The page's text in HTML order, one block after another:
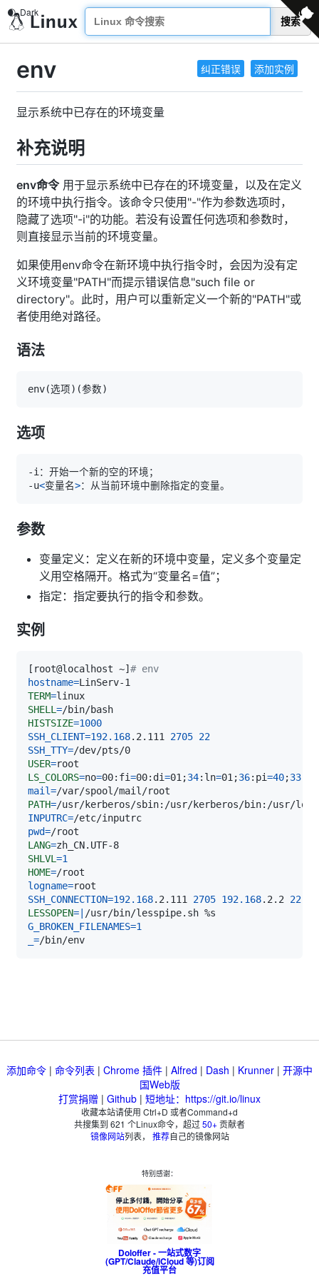
搜索
纠正错误 添加实例
env
显示系统中已存在的环境变量
补充说明
env命令用于显示系统中已存在的环境变量，以及在定义
的环境中执行指令。该命令只使用"-"作为参数选项时，
隐藏了选项"-i"的功能。若没有设置任何选项和参数时，
则直接显示当前的环境变量。
如果使用env命令在新环境中执行指令时，会因为没有定
义环境变量"PATH"而提示错误信息"such file or
directory"。此时，用户可以重新定义一个新的"PATH"或
者使用绝对路径。
语法
env(选项) (参数)
选项
-u<变量名>
参数
变量定义：定义在新的环境中变量，定义多个变量定
义用空格隔开。格式为“变量名=值”；
指定：指定要执行的指令和参数。
实例
[ root@localhost ~] # env
hostname=
TERM=
SHELL =
HISTSIZE=1000
SSH_CLIENT=192.168.2.111 2705 22
SSH_TTY=
USER=
LS_COLORS=no=00:fi=00:di=01 ;34:ln=01 ;36:pi=40;33
mail=
PATH=
INPUTRC=
pwd=
LANG=
SHLVL =1
HOME=
logname=
SSH_CONNECTION=192.168.2.111 2705 192.168.2.2 22
LESSOPEN=
G_BROKEN_FILENAMES=1
=
添加命令 | 命令列表 | Chrome 插件 | Alfred | Dash | Krunner | 开源中
国Web版
打赏捐赠 | Github | 短地址：https://git.io/linux
收藏本站请使用 Ctrl+D 或者Command+d
共搜集到 621 个Linux命令，超过50+贡献者
镜像网站列表， 推荐自己的镜像网站
特别感谢：
Doloffer - 一站式数字
(GPT/Claude/iCloud 等)订阅
充值平台